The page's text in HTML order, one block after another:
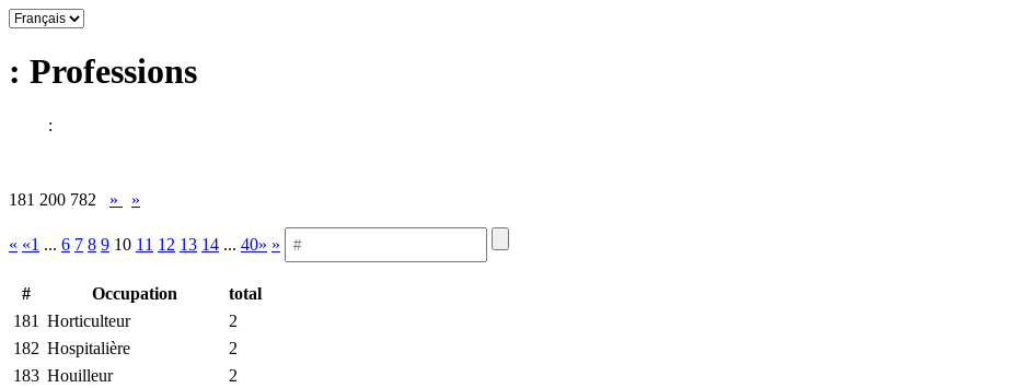
: Professions
:
181 200 782 » »
« «1 ... 6 7 8 9 10 11 12 13 14 ... 40» »
# Occupation
total
181 Horticulteur
2
182 Hospitalière
2
183 Houilleur
2